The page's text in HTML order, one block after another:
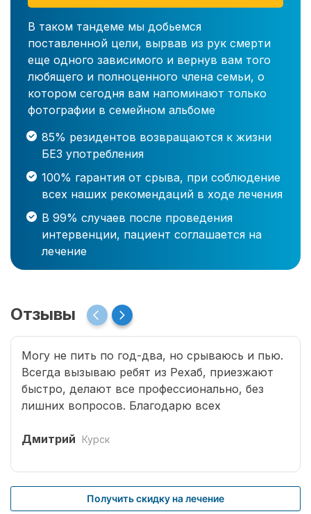
В таком тандеме мы добьемся
поставленной цели, вырвав из рук смерти
еще одного зависимого и вернув вам того
любящего и полноценного члена семьи, о
котором сегодня вам напоминают только
фотографии в семейном альбоме
85% резидентов возвращаются к жизни
БЕЗ употребления
100% гарантия от срыва, при соблюдение
всех наших рекомендаций в ходе лечения
В 99% случаев после проведения
интервенции, пациент соглашается на
лечение
Отзывы
Могу не пить по год-два, но срываюсь и пью.
Всегда вызываю ребят из Рехаб, приезжают
быстро, делают все профессионально, без
лишних вопросов. Благодарю всех
Дмитрий
Курск
Получить скидку на лечение